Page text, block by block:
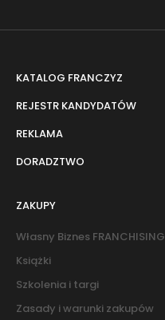
KATALOG FRANCZYZ
REJESTR KANDYDATÓW
REKLAMA
DORADZTWO
ZAKUPY
Własny Biznes FRANCHISING
Książki
Szkolenia i targi
Zasady i warunki zakupów